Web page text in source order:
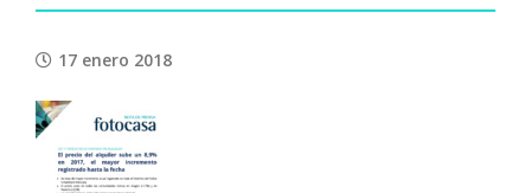
17 enero 2018